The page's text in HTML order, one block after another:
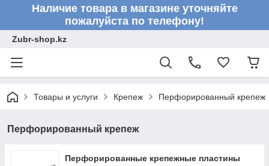
Наличие товара в магазине уточняйте
пожалуйста по телефону!
Zubr-shop.kz
Товары и услуги Крепеж Перфорированный крепеж
Перфорированный крепеж
Перфорированные крепежные пластины